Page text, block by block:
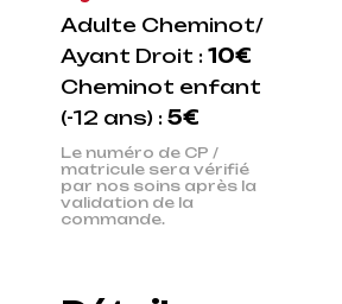
Adulte Cheminot/
Ayant Droit : 10€
Cheminot enfant
(-12 ans) : 5€
Le numéro de CP /
matricule sera vérifié
par nos soins après la
validation de la
commande.